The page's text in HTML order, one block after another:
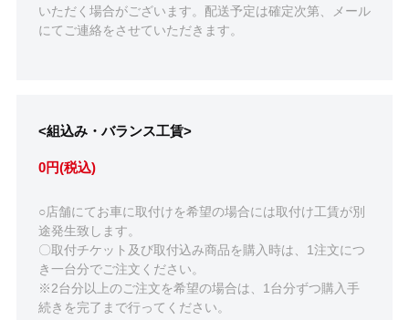
いただく場合がございます。配送予定は確定次第、メール
にてご連絡をさせていただきます。
<組込み・バランス工賃>
0円(税込)
○店舗にてお車に取付けを希望の場合には取付け工賃が別
途発生致します。
〇取付チケット及び取付込み商品を購入時は、1注文につ
き一台分でご注文ください。
※2台分以上のご注文を希望の場合は、1台分ずつ購入手
続きを完了まで行ってください。